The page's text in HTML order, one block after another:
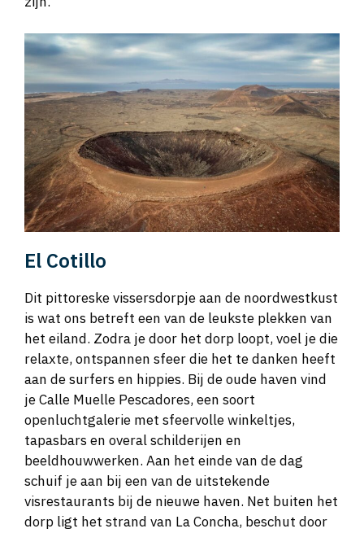
El Cotillo
Dit pittoreske vissersdorpje aan de noordwestkust
is wat ons betreft een van de leukste plekken van
het eiland. Zodra je door het dorp loopt, voel je die
relaxte, ontspannen sfeer die het te danken heeft
aan de surfers en hippies. Bij de oude haven vind
je Calle Muelle Pescadores, een soort
openluchtgalerie met sfeervolle winkeltjes,
tapasbars en overal schilderijen en
beeldhouwwerken. Aan het einde van de dag
schuif je aan bij een van de uitstekende
visrestaurants bij de nieuwe haven. Net buiten het
dorp ligt het strand van La Concha, beschut door